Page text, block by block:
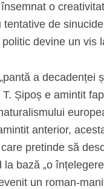
o
de
devine un vis
a decadenței
Șipoș e amintit
anterior,
pretinde să
la bază „o
un roman-